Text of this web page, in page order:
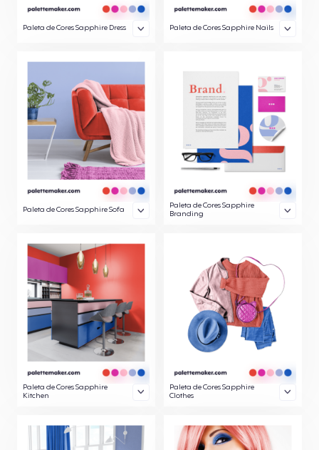
Paleta de Cores Sapphire Dress Paleta de Cores Sapphire Nails
Paleta de Cores Sapphire Sofa
Paleta de Cores Sapphire
Branding
Paleta de Cores Sapphire
Kitchen
Paleta de Cores Sapphire
Clothes